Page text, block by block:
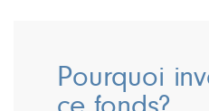
Pourquoi